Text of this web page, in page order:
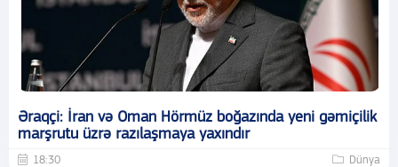
Əraqçi: İran və Oman Hörmüz boğazında yeni gəmiçilik
marşrutu üzrə razılaşmaya yaxındır
18:30 Dünya